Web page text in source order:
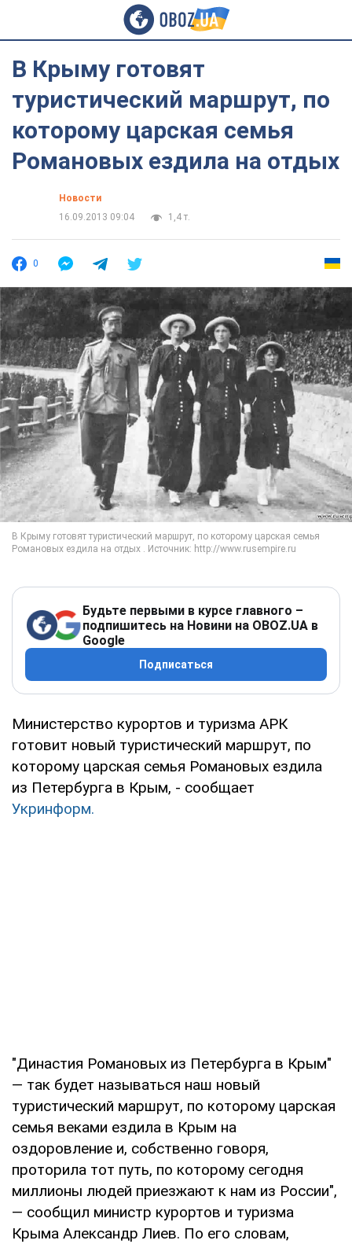
В Крыму готовят
туристический маршрут, по
которому царская семья
Романовых ездила на отдых
Новости
16.09.2013 09:04
1,4 т.
0
Будьте первыми в курсе главного –
подпишитесь на Новини на OBOZ.UA в
Google
Подписаться
Министерство курортов и туризма АРК
готовит новый туристический маршрут, по
которому царская семья Романовых ездила
из Петербурга в Крым, - сообщает
Укринформ.
"Династия Романовых из Петербурга в Крым"
— так будет называться наш новый
туристический маршрут, по которому царская
семья веками ездила в Крым на
оздоровление и, собственно говоря,
проторила тот путь, по которому сегодня
миллионы людей приезжают к нам из России",
— сообщил министр курортов и туризма
Крыма Александр Лиев. По его словам,